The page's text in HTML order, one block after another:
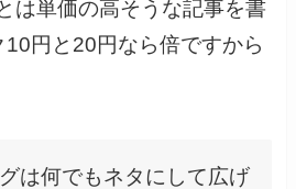
は単価の高そうな記事を書
10円と20円なら倍ですから
は何でもネタにして広げ